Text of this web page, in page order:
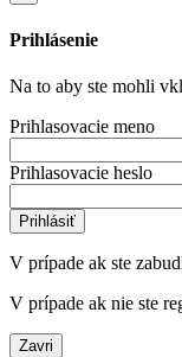
Prihlásenie
Na to aby ste mohli
Prihlasovacie meno
Prihlasovacie heslo
Prihlásiť
V prípade ak ste
V prípade ak nie ste
Zavri